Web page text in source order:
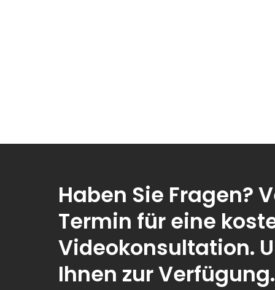
Haben Sie Fragen?
Termin für eine
Videokonsultation.
Ihnen zur Verfügung.